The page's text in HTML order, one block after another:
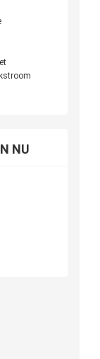
NU